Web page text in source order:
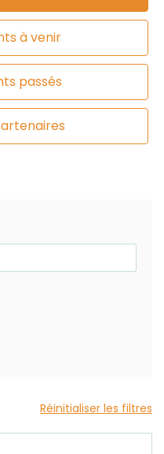
à venir
passés
Réinitialiser les filtres